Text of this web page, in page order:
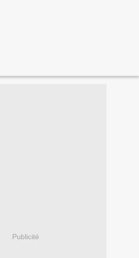
Publicité